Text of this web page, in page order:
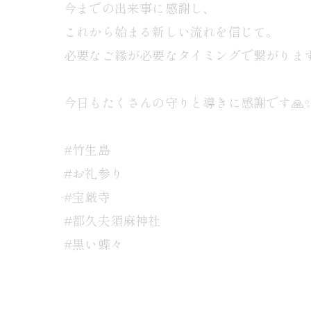
今までの出来事に感謝し、
これから始まる新しい流れを信じて。
必要なご縁が必要なタイミングで繋がりま
今日もたくさんの守りと導きに感謝です🙏✨
#竹生島
#お礼参り
#宝厳寺
#都久夫須麻神社
#黒い蝶々